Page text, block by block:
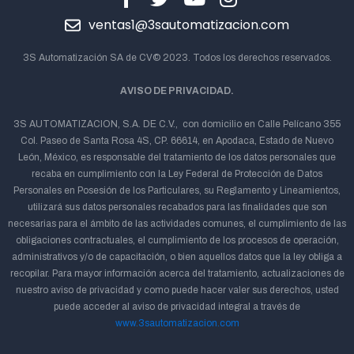
ventas1@3sautomatizacion.com
3S Automatización SA de CV© 2023. Todos los derechos reservados.
AVISO DE PRIVACIDAD.
3S AUTOMATIZACION, S.A. DE C.V., con domicilio en Calle Pelícano 355
Col. Paseo de Santa Rosa 4S, CP. 66614, en Apodaca, Estado de Nuevo
León, México, es responsable del tratamiento de los datos personales que
recaba en cumplimiento con la Ley Federal de Protección de Datos
Personales en Posesión de los Particulares, su Reglamento y Lineamientos,
utilizará sus datos personales recabados para las finalidades que son
necesarias para el ámbito de las actividades comunes, el cumplimiento de las
obligaciones contractuales, el cumplimiento de los procesos de operación,
administrativos y/o de capacitación, o bien aquellos datos que la ley obliga a
recopilar. Para mayor información acerca del tratamiento, actualizaciones de
nuestro aviso de privacidad y como puede hacer valer sus derechos, usted
puede acceder al aviso de privacidad integral a través de
www.3sautomatizacion.com